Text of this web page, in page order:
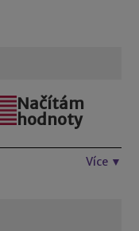
Načítám
hodnoty
Více ▼